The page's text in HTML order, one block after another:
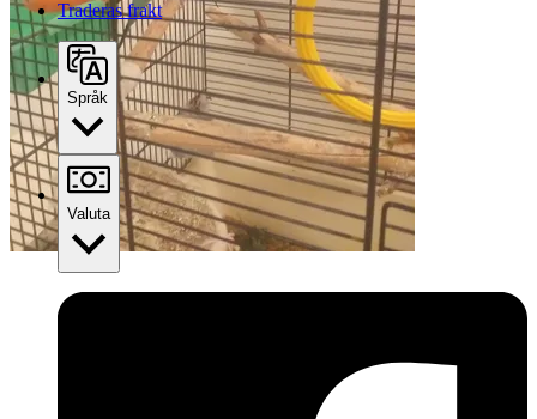
Traderas frakt
Språk
Valuta